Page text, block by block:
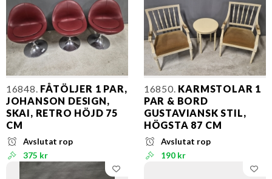
16848. FÅTÖLJER 1 PAR,
JOHANSON DESIGN,
SKAI, RETRO HÖJD 75
CM
Avslutat rop
375 kr
16850. KARMSTOLAR 1
PAR & BORD
GUSTAVIANSK STIL,
HÖGSTA 87 CM
Avslutat rop
190 kr